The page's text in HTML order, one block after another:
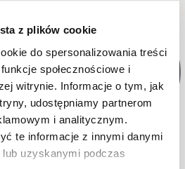
z plików cookie
do spersonalizowania treści
społecznościowe i
witrynie. Informacje o tym, jak
udostępniamy partnerom
i analitycznym.
te informacje z innymi danymi
uzyskanymi podczas